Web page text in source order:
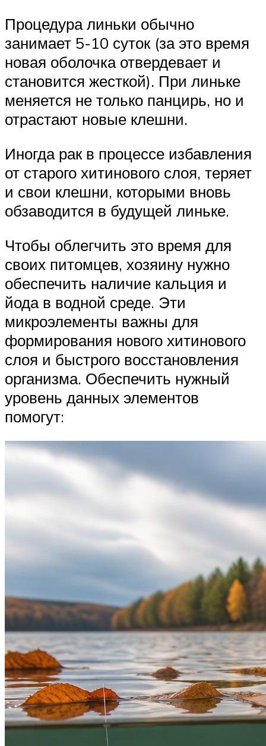
Процедура линьки обычно
занимает 5-10 суток (за это время
новая оболочка отвердевает и
становится жесткой). При линьке
меняется не только панцирь, но и
отрастают новые клешни.
Иногда рак в процессе избавления
от старого хитинового слоя, теряет
и свои клешни, которыми вновь
обзаводится в будущей линьке.
Чтобы облегчить это время для
своих питомцев, хозяину нужно
обеспечить наличие кальция и
йода в водной среде. Эти
микроэлементы важны для
формирования нового хитинового
слоя и быстрого восстановления
организма. Обеспечить нужный
уровень данных элементов
помогут: